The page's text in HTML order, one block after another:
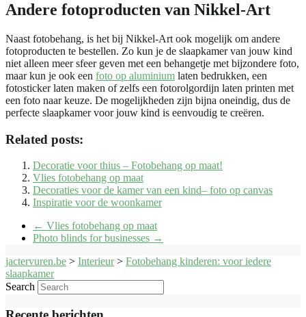
Andere fotoproducten van Nikkel-Art
Naast fotobehang, is het bij Nikkel-Art ook mogelijk om andere
fotoproducten te bestellen. Zo kun je de slaapkamer van jouw kind
niet alleen meer sfeer geven met een behangetje met bijzondere foto,
maar kun je ook een foto op aluminium laten bedrukken, een
fotosticker laten maken of zelfs een fotorolgordijn laten printen met
een foto naar keuze. De mogelijkheden zijn bijna oneindig, dus de
perfecte slaapkamer voor jouw kind is eenvoudig te creëren.
Related posts:
Decoratie voor thius – Fotobehang op maat!
Vlies fotobehang op maat
Decoraties voor de kamer van een kind– foto op canvas
Inspiratie voor de woonkamer
← Vlies fotobehang op maat
Photo blinds for businesses →
jactervuren.be > Interieur> Fotobehang kinderen: voor iedere
slaapkamer
Search